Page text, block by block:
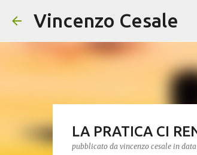
Vincenzo Cesale
LA PRATICA CI
pubblicato da vincenzo cesale in data